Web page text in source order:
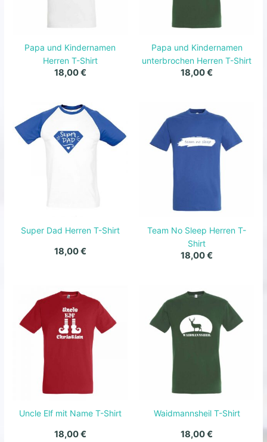
Papa und Kindernamen
Herren T-Shirt
18,00€
Papa und Kindernamen
unterbrochen Herren T-Shirt
18,00€
Super Dad Herren T-Shirt
18,00€
Team No Sleep Herren T-
Shirt
18,00€
Uncle Elf mit Name T-Shirt
18,00€
Waidmannsheil T-Shirt
18,00€